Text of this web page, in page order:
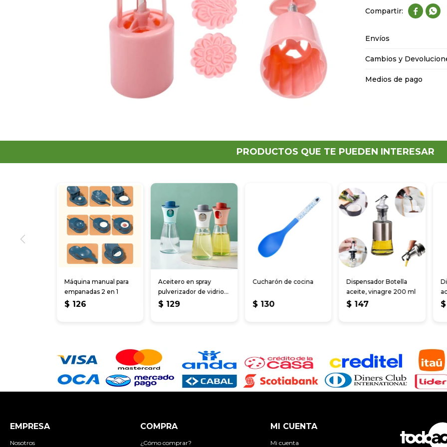
 
Envíos
Cambios y
Medios de pago
PRODUCTOS QUE TE PUEDEN INTERESAR
Máquina manual para
empanadas 2 en 1
$ 126
Aceitero en spray
pulverizador de vidrio
200ml
$ 129
Cucharón de cocina
$ 130
Dispensador Botella
aceite, vinagre 200 ml
$ 147 $
EMPRESA
Nosotros
COMPRA
¿Cómo comprar?
MI CUENTA
Mi cuenta